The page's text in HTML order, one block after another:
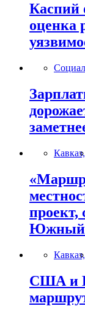
Каспий
оценка
Кавказ,
проект,
Южный
Кавказ,
США и